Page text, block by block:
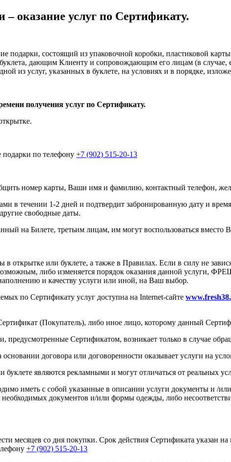
оказание услуг по Сертификату.
подарки, состоящий из упаковочной коробки, пластиковой
дающим Клиенту и сопровождающим его лицам (в случае,
из услуг, указанных в буклете, на условиях и в порядке,
получения услуг по Сертификату.
по телефону +7 (902) 515-20-13
номер карты, Ваши имя и фамилию, контактный телефон,
в течении 1-2 дней и подтвердит забронированную дату и
свободные даты.
на Билете, третьим лицам, им могут воспользоваться вместо
открытке или буклете, а также в Правилах. Если в силу не
либо изменяется порядок оказания данной услуги,
и качеству услуги или иной, на Ваш выбор.
по Сертификату услуг доступна на Internet-сайте www.fresh38.
(Покупатель), либо иное лицо, которому данный
предусмотренные Сертификатом, возникает только в случае
договора или договоренности оказывает услуги на
являются рекламными и могут отличаться от реальных
иметь с собой указанные в описании услуги документы и /
документов и/или формы одежды, либо
месяцев со дня покупки. Срок действия Сертификата указан
+7 (902) 515-20-13